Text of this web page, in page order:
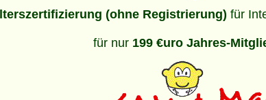
(ohne Registrierung) für
für nur 199 €uro Jahres-